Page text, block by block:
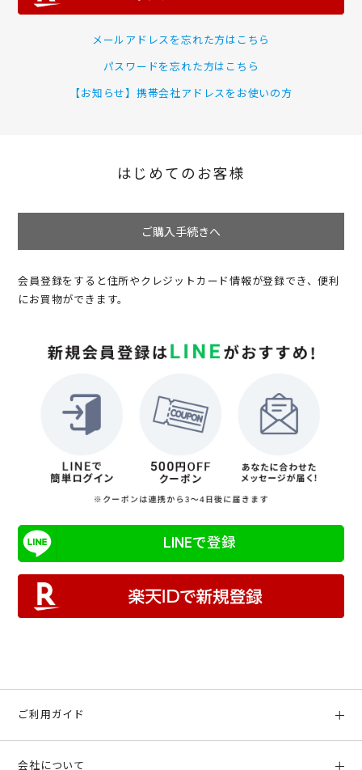
メールアドレスを忘れた方はこちら
パスワードを忘れた方はこちら
【お知らせ】携帯会社アドレスをお使いの方
はじめてのお客様
ご購入手続きへ
会員登録をすると住所やクレジットカード情報が登録でき、便利
にお買物ができます。
LINEで登録
ご利用ガイド
会社について